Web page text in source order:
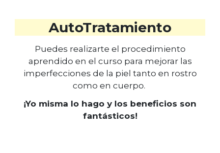
AutoTratamiento
Puedes realizarte el procedimiento
aprendido en el curso para mejorar las
imperfecciones de la piel tanto en rostro
como en cuerpo.
¡Yo misma lo hago y los beneficios son
fantásticos!